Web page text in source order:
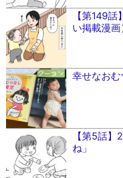
【第149
い掲載漫画
幸せなおむ
【第5話
ね」